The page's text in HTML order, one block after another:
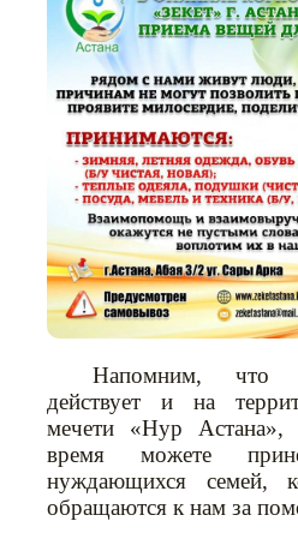
Напомним, что
действует и на
мечети «Нур
время можете
нуждающихся семей,
обращаются к нам за